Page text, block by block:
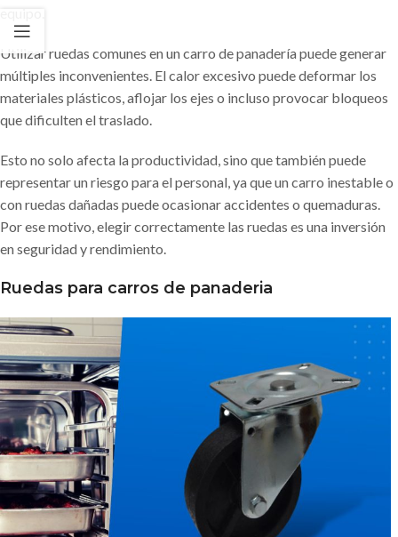
Utilizar ruedas comunes en un carro de panadería puede generar
múltiples inconvenientes. El calor excesivo puede deformar los
materiales plásticos, aflojar los ejes o incluso provocar bloqueos
que dificulten el traslado.
Esto no solo afecta la productividad, sino que también puede
representar un riesgo para el personal, ya que un carro inestable o
con ruedas dañadas puede ocasionar accidentes o quemaduras.
Por ese motivo, elegir correctamente las ruedas es una inversión
en seguridad y rendimiento.
Ruedas para carros de panaderia